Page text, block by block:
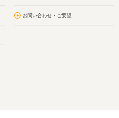
お問い合わせ・ご要望